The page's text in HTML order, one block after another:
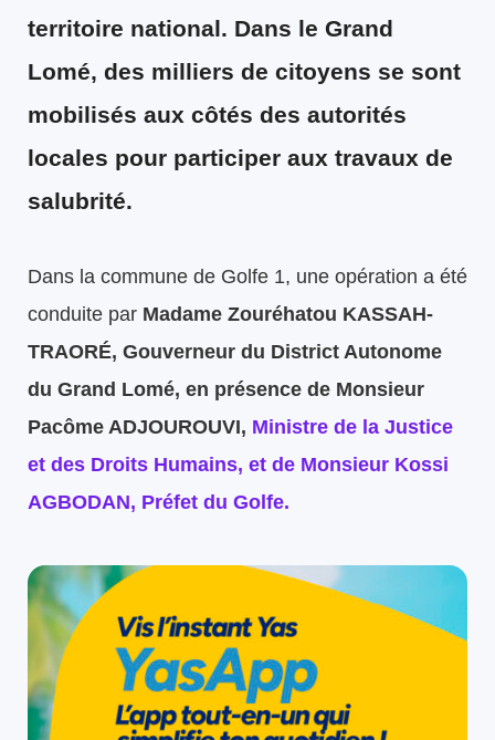
territoire national. Dans le Grand
Lomé, des milliers de citoyens se sont
mobilisés aux côtés des autorités
locales pour participer aux travaux de
salubrité.
Dans la commune de Golfe 1, une opération a été
conduite par Madame Zouréhatou KASSAH-
TRAORÉ, Gouverneur du District Autonome
du Grand Lomé, en présence de Monsieur
Pacôme ADJOUROUVI, Ministre de la Justice
et des Droits Humains, et de Monsieur Kossi
AGBODAN, Préfet du Golfe.